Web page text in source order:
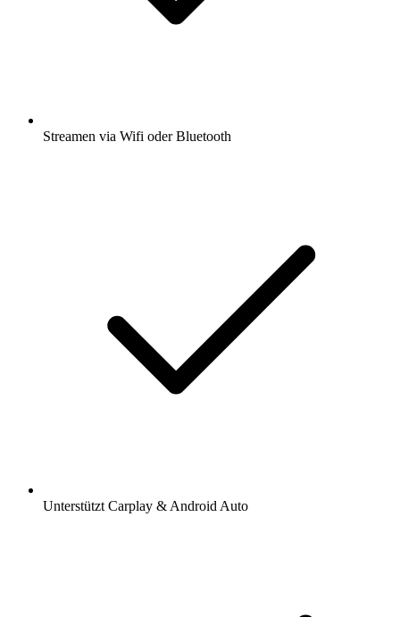
Streamen via Wifi oder Bluetooth
Unterstützt Carplay & Android Auto